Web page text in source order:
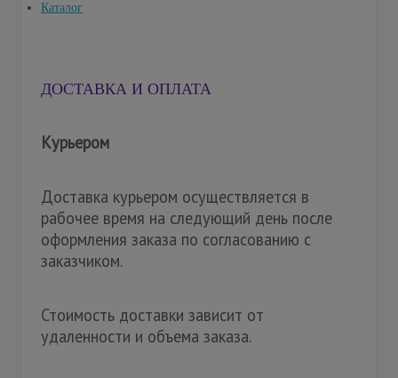
Каталог
ДОСТАВКА И ОПЛАТА
Курьером
Доставка курьером осуществляется в
рабочее время на следующий день после
оформления заказа по согласованию с
заказчиком.
Стоимость доставки зависит от
удаленности и объема заказа.